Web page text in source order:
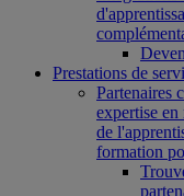
Prestations de
Partenaires
expertise
de
formation